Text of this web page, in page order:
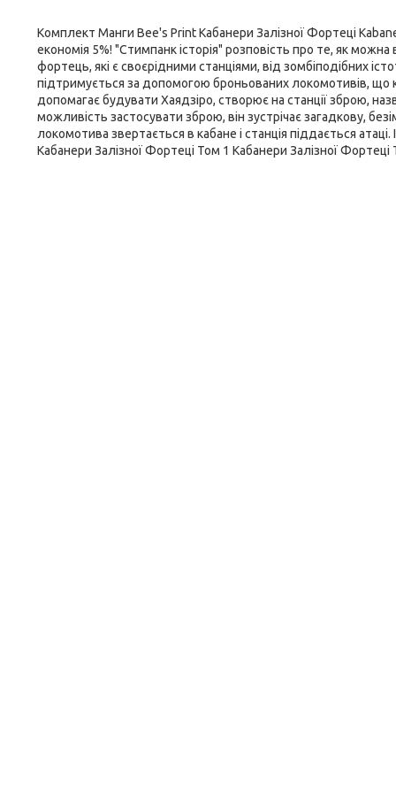
Комплект Манги Bee's Print Кабанери Залізної Фортеці
економія 5%! "Стимпанк історія" розповість про те, як
фортець, які є своєрідними станціями, від зомбіподібних
підтримується за допомогою броньованих локомотивів,
допомагає будувати Хаядзіро, створює на станції зброю,
можливість застосувати зброю, він зустрічає загадкову,
локомотива звертається в кабане і станція піддається
Кабанери Залізної Фортеці Том 1 Кабанери Залізної